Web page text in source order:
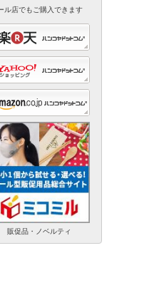
ル店でもご購入できます
販促品・ノベルティ